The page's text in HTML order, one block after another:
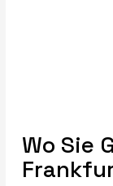
Wo Sie